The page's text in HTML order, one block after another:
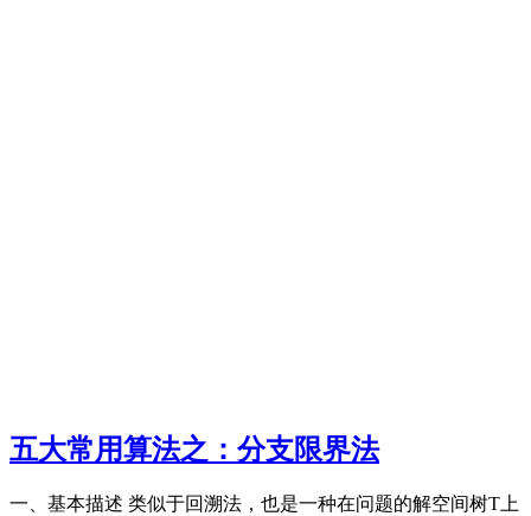
五大常用算法之：分支限界法
一、基本描述 类似于回溯法，也是一种在问题的解空间树T上